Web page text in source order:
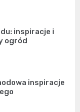
inspiracje i
ogród
inspiracje